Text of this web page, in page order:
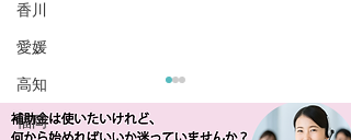
香川
愛媛
高知
福岡